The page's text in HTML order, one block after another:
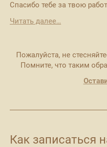
Спасибо тебе за твою
Читать далее…
Пожалуйста, не
Помните, что таким
Как записаться